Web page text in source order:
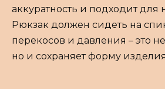
аккуратность и подходит для
Рюкзак должен сидеть на
перекосов и давления – это
но и сохраняет форму